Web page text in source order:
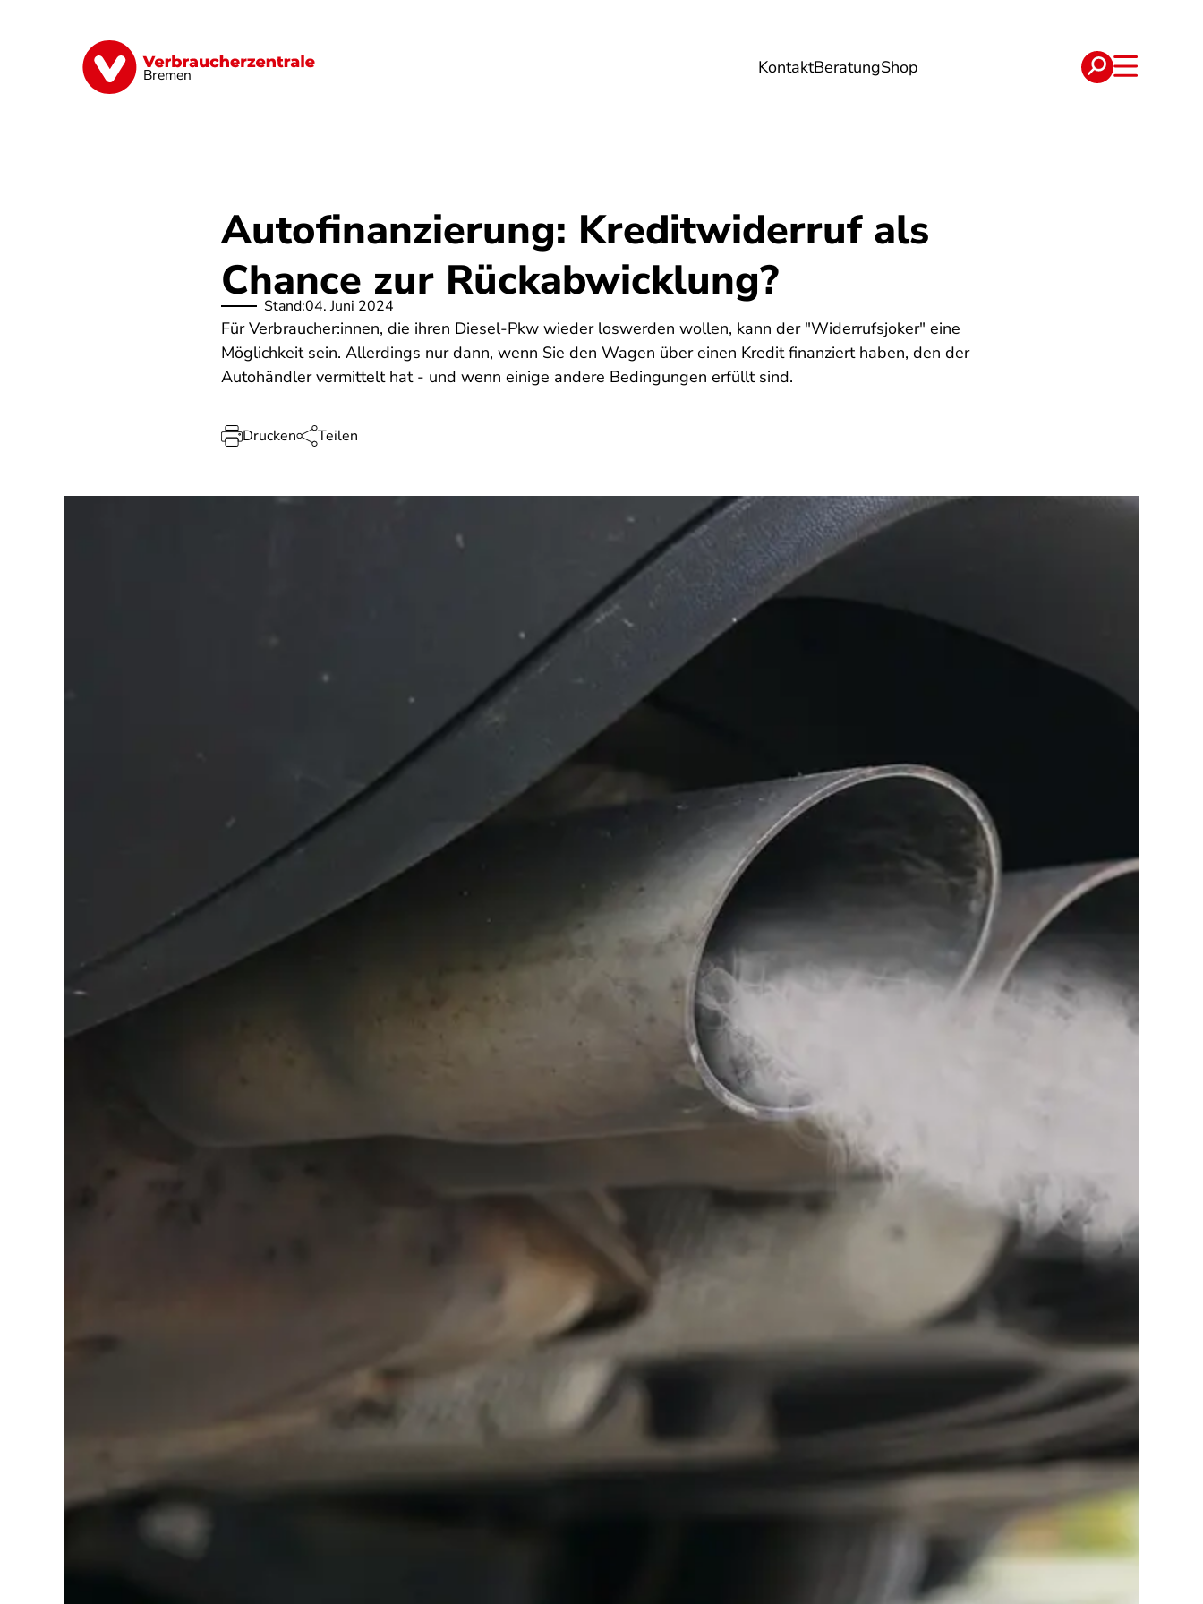
Bremen KontaktBeratungShop
Finanzen Digitales Lebensmittel Reise Verträge
Autofinanzierung: Kreditwiderruf als
Chance zur Rückabwicklung?
Stand:04. Juni 2024
Für Verbraucher:innen, die ihren Diesel-Pkw wieder loswerden wollen, kann der "Widerrufsjoker" eine
Möglichkeit sein. Allerdings nur dann, wenn Sie den Wagen über einen Kredit finanziert haben, den der
Autohändler vermittelt hat - und wenn einige andere Bedingungen erfüllt sind.
Drucken Teilen